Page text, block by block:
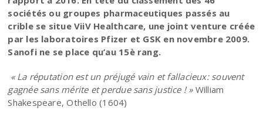
sociétés ou groupes pharmaceutiques passés au
crible se situe ViiV Healthcare, une joint venture créée
par les laboratoires Pfizer et GSK en novembre 2009.
Sanofi ne se place qu’au 15è rang.
« La réputation est un préjugé vain et fallacieux: souvent
gagnée sans mérite et perdue sans justice ! »William
Shakespeare, Othello (1604)